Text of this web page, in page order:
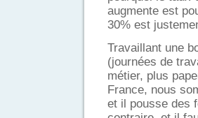
augmente est
30% est
Travaillant une
(journées de
métier, plus
France, nous
et il pousse des